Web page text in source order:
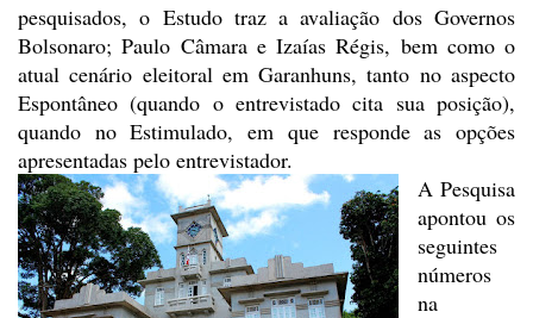
pesquisados, o Estudo traz a avaliação dos Governos
Bolsonaro; Paulo Câmara e Izaías Régis, bem como o
atual cenário eleitoral em Garanhuns, tanto no aspecto
Espontâneo (quando o entrevistado cita sua posição),
quando no Estimulado, em que responde as opções
apresentadas pelo entrevistador.
A Pesquisa
apontou os
seguintes
números
na